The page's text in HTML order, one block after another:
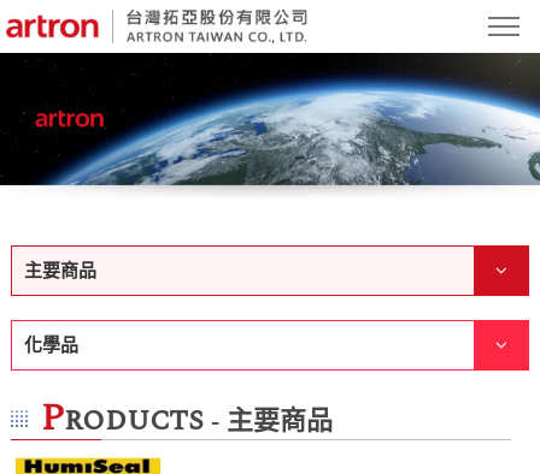
主要商品
化學品
Products- 主要商品